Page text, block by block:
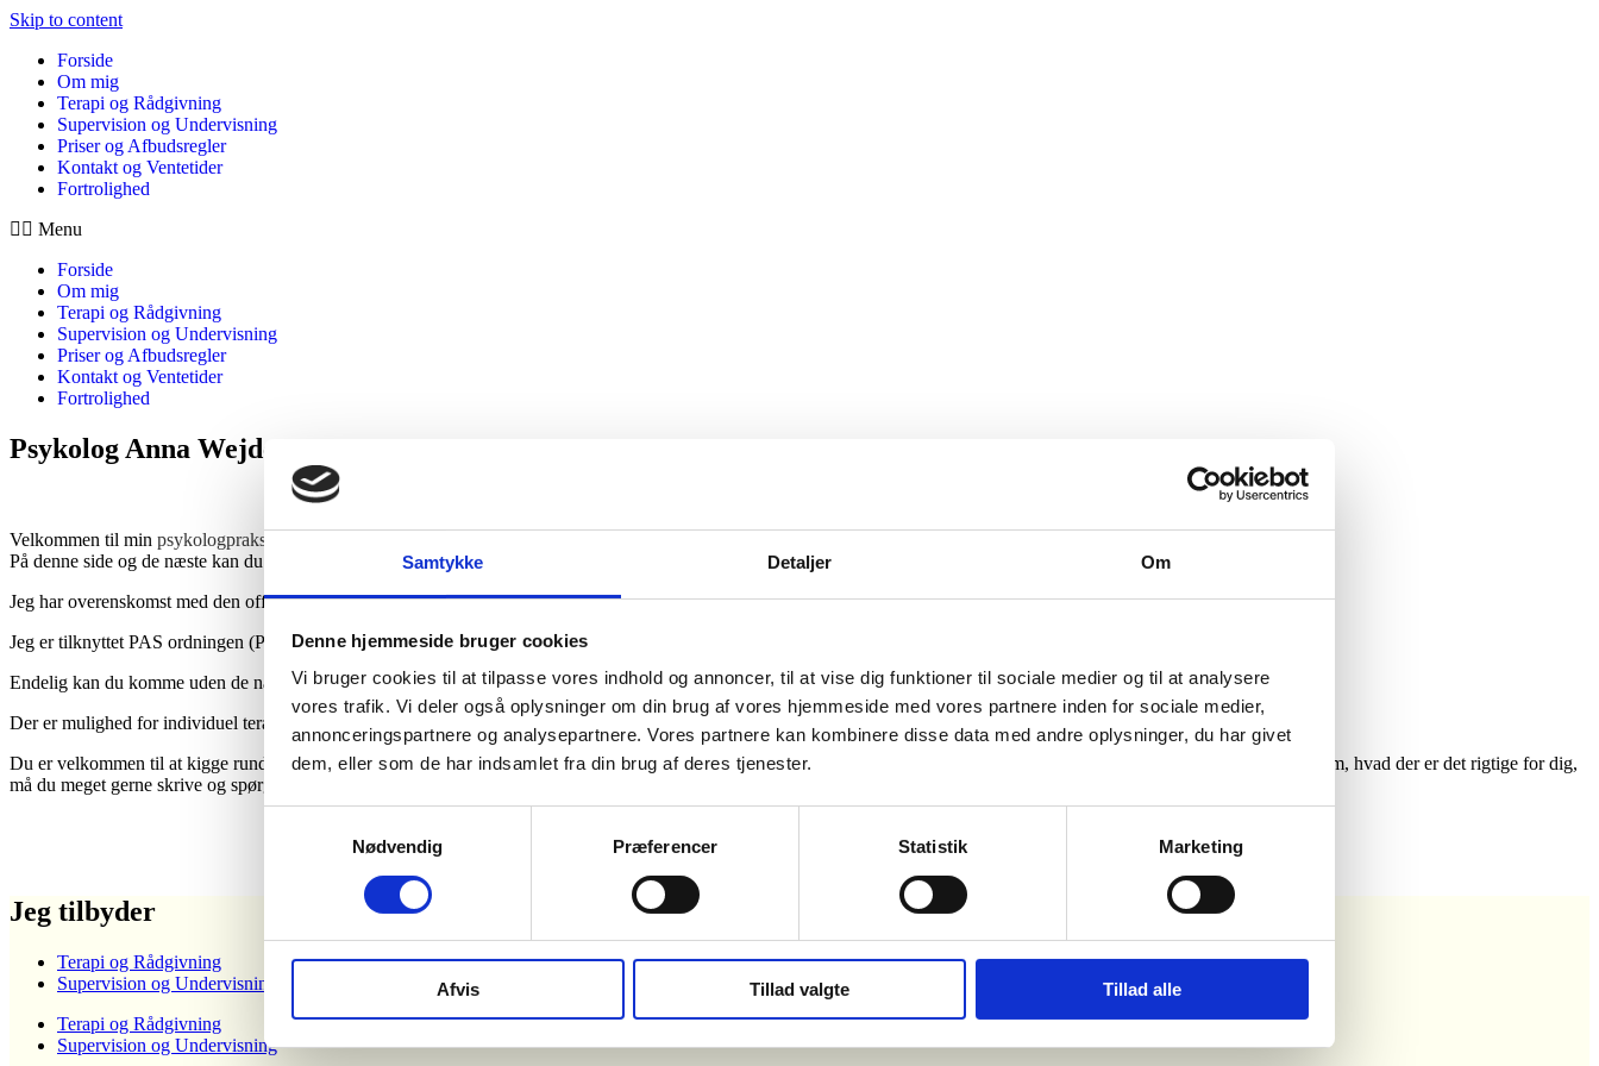
Samtykke Detaljer Om
Denne hjemmeside bruger cookies
Vi bruger cookies til at tilpasse vores indhold og annoncer, til at vise dig funktioner til sociale medier og til at analysere
vores trafik. Vi deler også oplysninger om din brug af vores hjemmeside med vores partnere inden for sociale medier,
annonceringspartnere og analysepartnere. Vores partnere kan kombinere disse data med andre oplysninger, du har givet
dem, eller som de har indsamlet fra din brug af deres tjenester.
Nødvendig
Præferencer Statistik Marketing
Afvis Tillad valgte Tillad alle
Skip to content
Forside
Om mig
Terapi og Rådgivning
Supervision og Undervisning
Priser og Afbudsregler
Kontakt og Ventetider
Fortrolighed
Menu
Forside
Om mig
Terapi og Rådgivning
Supervision og Undervisning
Priser og Afbudsregler
Kontakt og Ventetider
Fortrolighed
Psykolog Anna Wejdemann
Velkommen til min psykologpraksis
På denne side og de næste kan du få oplysninger om, hvad jeg arbejder med og om mine metoder.
Jeg har overenskomst med den offentlige sygesikring og du kan komme her og få hjælp til alle de kategorier, der er dækket af lægehenvisning.
Jeg er tilknyttet PAS ordningen (Post Adoption Service) – det vil sige, du kan komme her som forælder til adopterede børn (
Endelig kan du komme uden de nævnte ordninger og selv betale.
Der er mulighed for individuel terapi, parterapi og familieterapi.
Du er velkommen til at kigge rundt på min hjemmeside og se, om det kan give mening for dig, at vi skal samarbejde omkring det, som du ønsker hjælp til. Og hvis du er i tvivl om, hvad der er det rigtige for dig,
må du meget gerne skrive og spørge.
Jeg tilbyder
Terapi og Rådgivning
Supervision og Undervisning
Terapi og Rådgivning
Supervision og Undervisning